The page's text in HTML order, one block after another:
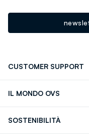
CUSTOMER SUPPORT
IL MONDO OVS
SOSTENIBILITÀ